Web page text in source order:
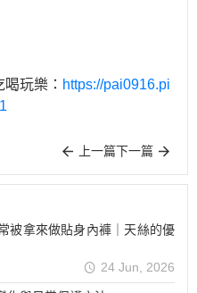
玩樂： https://pai0916.pi
上一篇下一篇
被拿來做貼身內褲｜天絲的優
24 Jun, 2026